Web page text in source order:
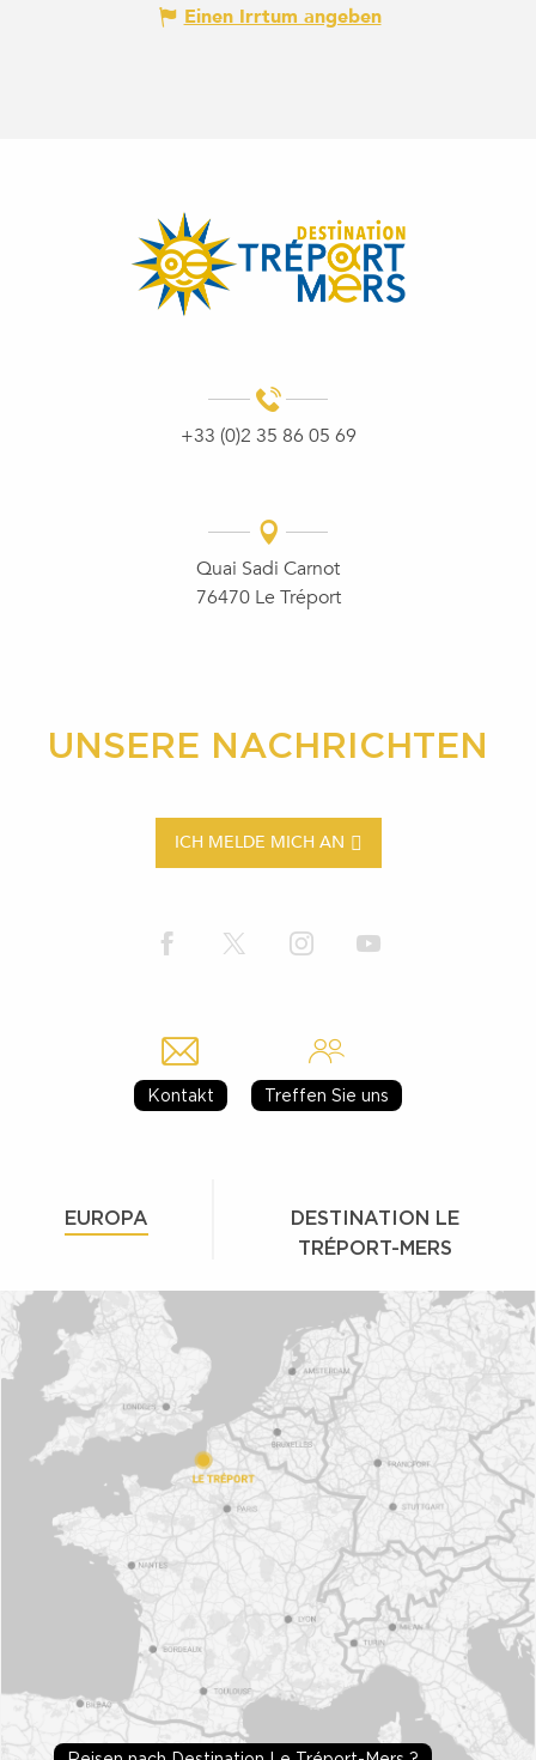
Einen Irrtum angeben
+33 (0)2 35 86 05 69
Quai Sadi Carnot
76470 Le Tréport
UNSERE NACHRICHTEN
ICH MELDE MICH AN
Kontakt Treffen Sie uns
EUROPA
DESTINATION LE
TRÉPORT-MERS